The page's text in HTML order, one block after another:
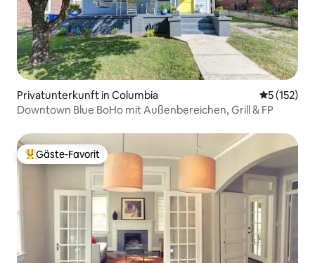
Privatunterkunft in Columbia
5 (152)
Downtown Blue BoHo mit Außenbereichen, Grill & FP
Beliebter Gäste-Favorit.
Gäste-Favorit